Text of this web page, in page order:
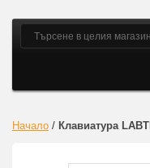
Начало / Клавиатура